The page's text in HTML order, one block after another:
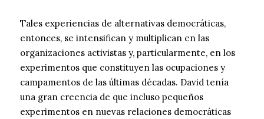
Tales experiencias de alternativas democráticas,
entonces, se intensifican y multiplican en las
organizaciones activistas y, particularmente, en los
experimentos que constituyen las ocupaciones y
campamentos de las últimas décadas. David tenía
una gran creencia de que incluso pequeños
experimentos en nuevas relaciones democráticas